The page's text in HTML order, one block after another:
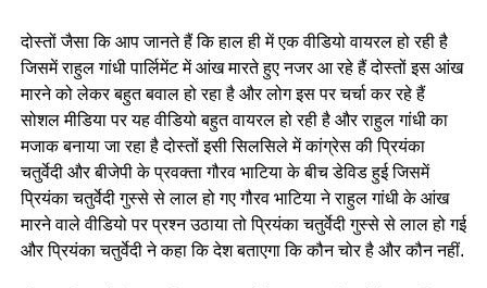
दोस्तों जैसा कि आप जानते हैं कि हाल ही में एक वीडियो वायरल हो रही है
जिसमें राहुल गांधी पार्लिमेंट में आंख मारते हुए नजर आ रहे हैं दोस्तों इस आंख
मारने को लेकर बहुत बवाल हो रहा है और लोग इस पर चर्चा कर रहे हैं
सोशल मीडिया पर यह वीडियो बहुत वायरल हो रही है और राहुल गांधी का
मजाक बनाया जा रहा है दोस्तों इसी सिलसिले में कांग्रेस की प्रियंका
चतुर्वेदी और बीजेपी के प्रवक्ता गौरव भाटिया के बीच डेविड हुई जिसमें
प्रियंका चतुर्वेदी गुस्से से लाल हो गए गौरव भाटिया ने राहुल गांधी के आंख
मारने वाले वीडियो पर प्रश्न उठाया तो प्रियंका चतुर्वेदी गुस्से से लाल हो गई
और प्रियंका चतुर्वेदी ने कहा कि देश बताएगा कि कौन चोर है और कौन नहीं.